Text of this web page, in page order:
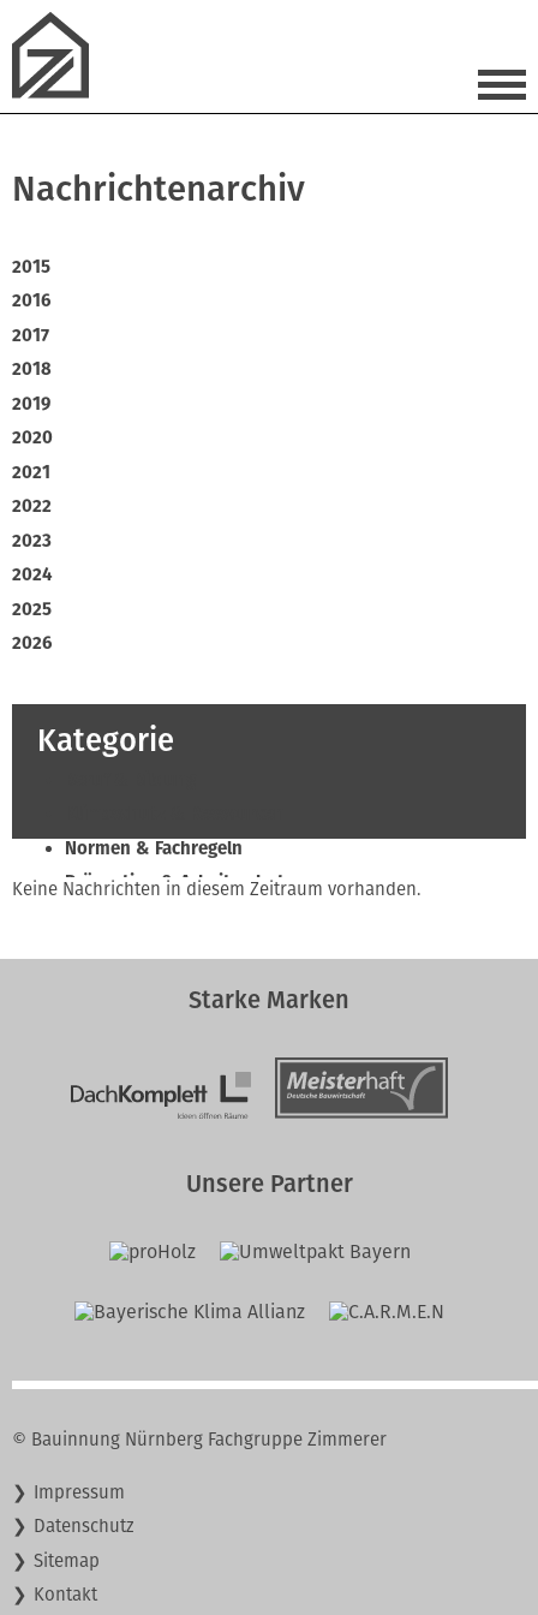
Nachrichtenarchiv
2015
2016
2017
2018
2019
2020
2021
2022
2023
2024
2025
2026
Kategorie
Normen & Fachregeln
Prävention & Arbeitsschutz
Verband & Innungen
Keine Nachrichten in diesem Zeitraum vorhanden.
Starke Marken
Unsere Partner
© Bauinnung Nürnberg Fachgruppe Zimmerer
Navigation
überspringen
Impressum
Datenschutz
Sitemap
Kontakt